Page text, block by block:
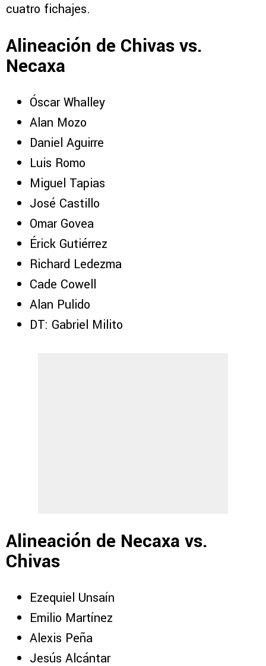
cuatro fichajes.
Alineación de Chivas vs.
Necaxa
Óscar Whalley
Alan Mozo
Daniel Aguirre
Luis Romo
Miguel Tapias
José Castillo
Omar Govea
Érick Gutiérrez
Richard Ledezma
Cade Cowell
Alan Pulido
DT: Gabriel Milito
Alineación de Necaxa vs.
Chivas
Ezequiel Unsaín
Emilio Martínez
Alexis Peña
Jesús Alcántar